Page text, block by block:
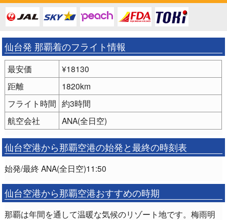
仙台発 那覇着のフライト情報
最安価
¥18130
距離
1820km
フライト時間 約3時間
航空会社
ANA(全日空)
仙台空港から那覇空港の始発と最終の時刻表
始発/最終 ANA(全日空)11:50
仙台空港から那覇空港おすすめの時期
那覇は年間を通して温暖な気候のリゾート地です。梅雨明